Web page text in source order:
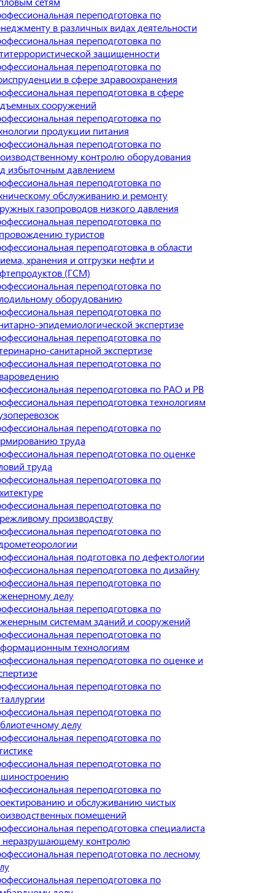
переподготовка по
в различных видах деятельности
переподготовка по
защищенности
переподготовка по
в сфере здравоохранения
переподготовка в сфере
сооружений
переподготовка по
продукции питания
переподготовка по
контролю оборудования
избыточным давлением
переподготовка по
обслуживанию и ремонту
газопроводов низкого давления
переподготовка по
туристов
переподготовка в области
хранения и отгрузки нефти и
(ГСМ)
переподготовка по
оборудованию
переподготовка по
эпидемиологической экспертизе
переподготовка по
санитарной экспертизе
переподготовка по
переподготовка по РАО и РВ
переподготовка технологиям
переподготовка по
труда
переподготовка по оценке
труда
переподготовка по
переподготовка по
производству
переподготовка по
подготовка по дефектологии
переподготовка по дизайну
переподготовка по
делу
переподготовка по
системам зданий и сооружений
переподготовка по
технологиям
переподготовка по оценке и
переподготовка по
переподготовка по
делу
переподготовка по
переподготовка по
переподготовка по
и обслуживанию чистых
помещений
переподготовка специалиста
неразрушающему контролю
переподготовка по лесному
переподготовка по